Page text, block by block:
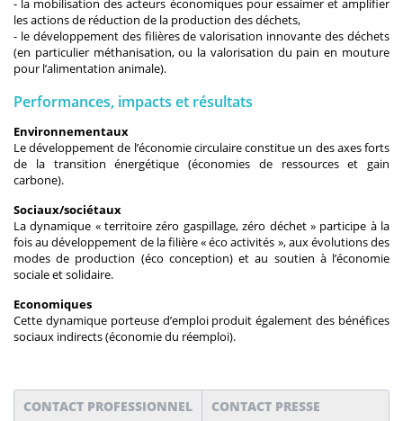
- la mobilisation des acteurs économiques pour essaimer et amplifier
les actions de réduction de la production des déchets,
- le développement des filières de valorisation innovante des déchets
(en particulier méthanisation, ou la valorisation du pain en mouture
pour l’alimentation animale).
Performances, impacts et résultats
Environnementaux
Le développement de l’économie circulaire constitue un des axes forts
de la transition énergétique (économies de ressources et gain
carbone).
Sociaux/sociétaux
La dynamique « territoire zéro gaspillage, zéro déchet » participe à la
fois au développement de la filière « éco activités », aux évolutions des
modes de production (éco conception) et au soutien à l’économie
sociale et solidaire.
Economiques
Cette dynamique porteuse d’emploi produit également des bénéfices
sociaux indirects (économie du réemploi).
CONTACT PROFESSIONNEL CONTACT PRESSE